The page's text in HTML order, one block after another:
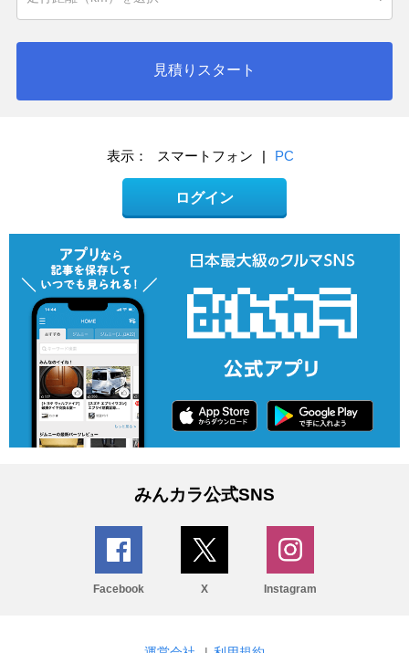
見積りスタート
表示： スマートフォン | PC
ログイン
みんカラ公式SNS
Facebook X Instagram